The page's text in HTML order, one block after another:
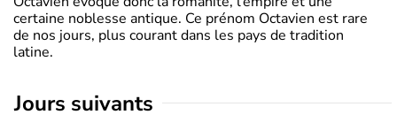
certaine noblesse antique. Ce prénom Octavien est rare
de nos jours, plus courant dans les pays de tradition
latine.
jours suivants